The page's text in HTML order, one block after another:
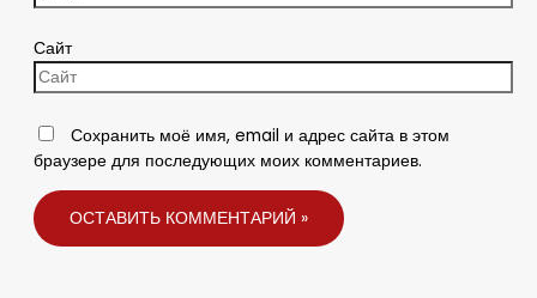
Сайт
Сохранить моё имя, email и адрес сайта в этом
браузере для последующих моих комментариев.